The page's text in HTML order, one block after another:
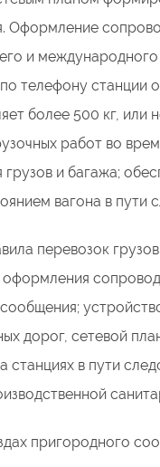
Оформление
и
телефону станции
более 500 кг, или
работ во
грузов и багажа;
вагона в пути
перевозок
дорог, сетевой
станциях в пути
пригородного